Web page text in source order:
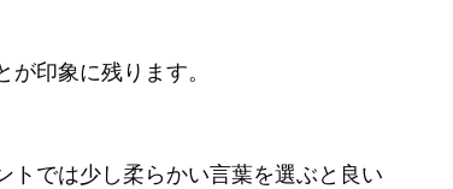
印象に残ります。
では少し柔らかい言葉を選ぶと良い